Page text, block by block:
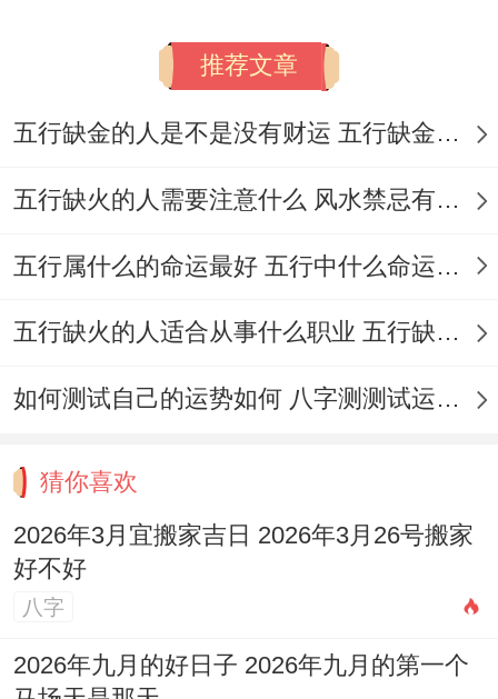
申时（15:00-17：00）。
◆ 2026年3月22日· 星期日
日
【宜】嫁娶、祭祀、开光、祈福、求嗣、出
卸、修造、安门、挂匾、纳财。
【忌】动土、伐木、安葬、行丧
【冲】羊日冲（己丑）牛 | 岁破方位:西
【九星吉凶】二黒-摄提星（土）-凶神
✓ 附加吉兆：挂匾、进人口
推荐文章
五行缺金的人是不是没有财运 五行缺金的人命运好不好
五行缺火的人需要注意什么 风水禁忌有哪些
五行属什么的命运最好 五行中什么命运势旺盛
五行缺火的人适合从事什么职业 五行缺火的人适合从事的职业有哪些
如何测试自己的运势如何 八字测测试运运程
猜你喜欢
2026年3月宜搬家吉日 2026年3月26号搬家
好不好
八字
2026年九月的好日子 2026年九月的第一个